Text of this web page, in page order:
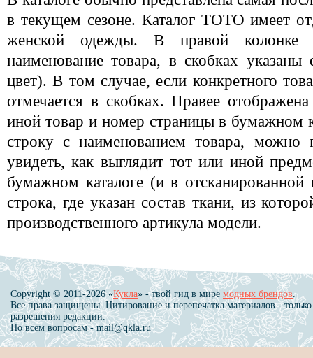
в текущем сезоне. Каталог ТОТО имеет
женской одежды. В правой колонке
наименование товара, в скобках указаны
цвет). В том случае, если конкретного
отмечается в скобках. Правее
иной товар и номер страницы в бумажном
строку с наименованием товара, можно
увидеть, как выглядит тот или иной
бумажном каталоге (и в отсканированной
строка, где указан состав ткани, из
производственного артикула модели.
Copyright © 2011-2026 «Кукла» - твой гид в мире модных брендов.
Все права защищены. Цитирование и перепечатка материалов - только
разрешения редакции.
По всем вопросам - mail@qkla.ru